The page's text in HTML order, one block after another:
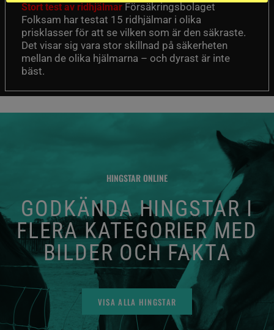
Stort test av ridhjälmar Försäkringsbolaget
Folksam har testat 15 ridhjälmar i olika
prisklasser för att se vilken som är den säkraste.
Det visar sig vara stor skillnad på säkerheten
mellan de olika hjälmarna – och dyrast är inte
bäst.
HINGSTAR ONLINE
GODKÄNDA HINGSTAR I
FLERA KATEGORIER MED
BILDER OCH FAKTA
VISA ALLA HINGSTAR